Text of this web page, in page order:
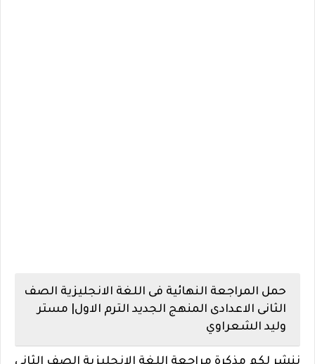
حمل المراجعة النهائية فى اللغة الانجليزية الصف
الثانى الاعدادى المنهج الجديد الترم الاول| مستر
وليد الشعراوي